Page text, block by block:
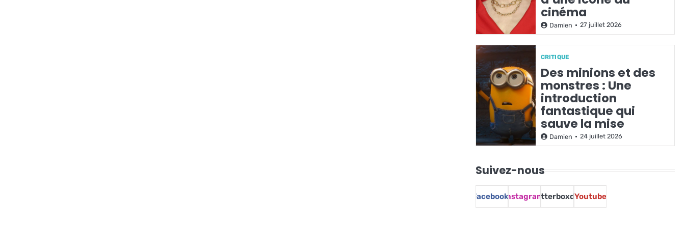
cinéma
Damien 27 juillet 2026
CRITIQUE
Des minions et des
monstres : Une
introduction
fantastique qui
sauve la mise
Damien 24 juillet 2026
Suivez-nous
FacebookInstagramLetterboxdYoutube